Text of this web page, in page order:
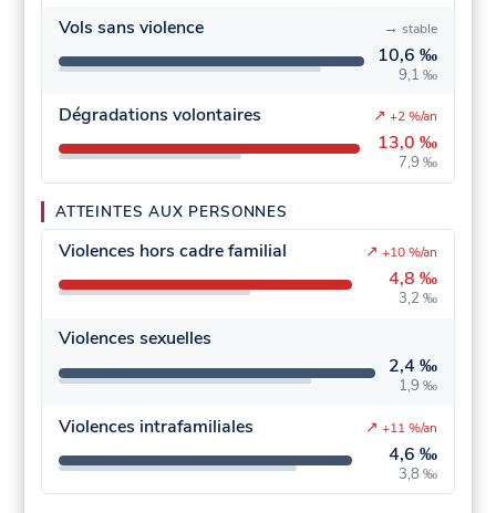
Vols sans violence
10,6 ‰
9,1 ‰
→ stable
Dégradations volontaires
13,0 ‰
7,9 ‰
↗ +2 %/an
ATTEINTES AUX PERSONNES
Violences hors cadre familial
4,8 ‰
3,2 ‰
↗ +10 %/an
Violences sexuelles
2,4 ‰
1,9 ‰
Violences intrafamiliales
4,6 ‰
3,8 ‰
↗ +11 %/an